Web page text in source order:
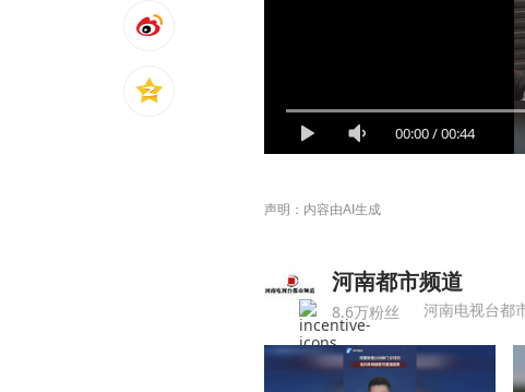
00:00/00:44
声明：内容由AI生成
河南都市频道
8.6万粉丝 河南电视台都